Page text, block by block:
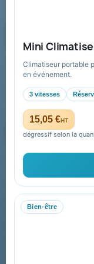
Mini
Climatiseur portable
en événement.
3 vitesses
15,05 €HT
dégressif selon la
Bien-être
Recevez nos offres
Vous pouvez vous
cela nos informations
site.
Collectivités
Devis, mandat